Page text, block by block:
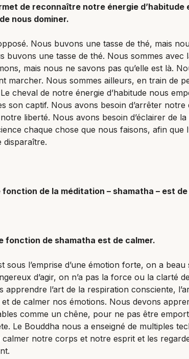
de reconnaître notre énergie d’habitude
nous dominer.
Nous buvons une tasse de thé, mais
buvons une tasse de thé. Nous sommes avec
mais nous ne savons pas qu’elle est là.
marcher. Nous sommes ailleurs, en train de
cheval de notre énergie d’habitude nous
son captif. Nous avons besoin d’arrêter notre
liberté. Nous avons besoin d’éclairer de
chaque chose que nous faisons, afin que
disparaître.
fonction de la méditation – shamatha – est de
fonction de shamatha est de calmer.
sous l’emprise d’une émotion forte, on a beau
d’agir, on n’a pas la force ou la clarté
apprendre l’art de la respiration consciente,
et de calmer nos émotions. Nous devons
comme un chêne, pour ne pas être
Le Bouddha nous a enseigné de multiples
calmer notre corps et notre esprit et les